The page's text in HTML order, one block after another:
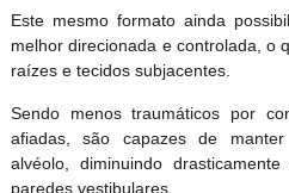
Este mesmo formato ainda
melhor direcionada e controlada, o
raízes e tecidos subjacentes.
Sendo menos traumáticos por
afiadas, são capazes de
alvéolo, diminuindo
paredes vestibulares.